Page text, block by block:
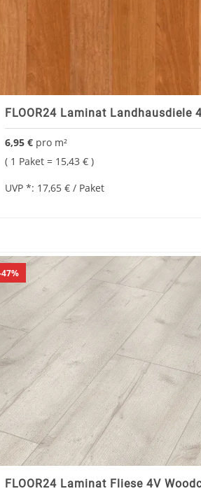
FLOOR24 Laminat Landhausdiele
6,95 € pro m²
1 Paket = 15,43 €
UVP *: 17,65 € / Paket
47%
FLOOR24 Laminat Fliese 4V